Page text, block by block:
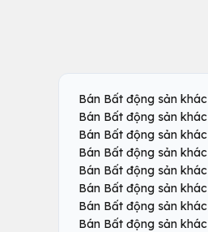
Bán Bất động sản khác
Bán Bất động sản khác
Bán Bất động sản khác
Bán Bất động sản khác
Bán Bất động sản khác
Bán Bất động sản khác
Bán Bất động sản khác
Bán Bất động sản khác